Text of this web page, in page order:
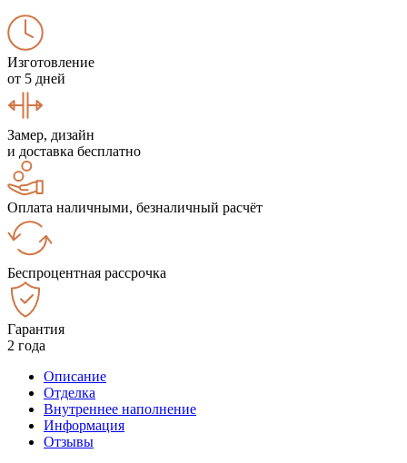
Изготовление
от 5 дней
Замер, дизайн
и доставка бесплатно
Оплата наличными, безналичный расчёт
Беспроцентная рассрочка
Гарантия
2 года
Описание
Отделка
Внутреннее наполнение
Информация
Отзывы